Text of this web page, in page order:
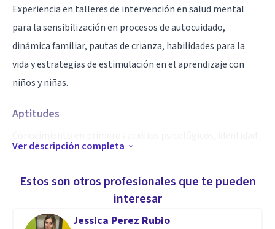
Experiencia en talleres de intervención en salud mental
para la sensibilización en procesos de autocuidado,
dinámica familiar, pautas de crianza, habilidades para la
vida y estrategias de estimulación en el aprendizaje con
niños y niñas.
Aptitudes
y terapia sexual.
Ver descripción completa
Estos son otros profesionales que te pueden
interesar
Jessica Perez Rubio